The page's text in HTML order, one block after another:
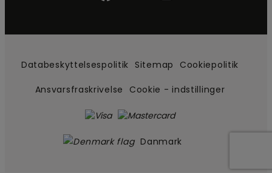
Databeskyttelsespolitik Sitemap Cookiepolitik
Ansvarsfraskrivelse Cookie - indstillinger
Danmark